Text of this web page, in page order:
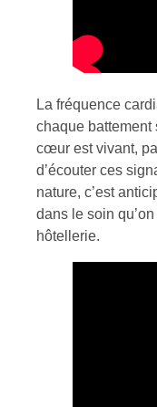
La fréquence
chaque
cœur est vivant,
d’écouter ces
nature, c’est
dans le soin
hôtellerie.